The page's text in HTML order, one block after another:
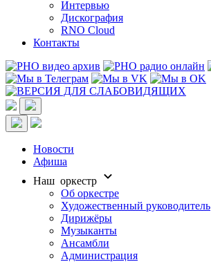
Интервью
Дискография
RNO Cloud
Контакты
Новости
Афиша
Наш оркестр
Об оркестре
Художественный руководитель
Дирижёры
Музыканты
Ансамбли
Администрация